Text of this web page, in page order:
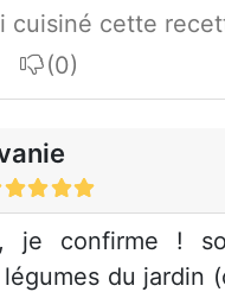
cuisiné cette
I do not
je confirme !
du jardin